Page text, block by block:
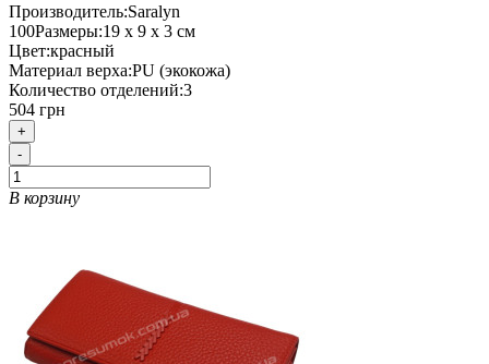
Производитель:Saralyn
100Размеры:19 х 9 х 3 см
Цвет:красный
Материал верха:PU (экокожа)
Количество отделений:3
504 грн
+
-
В корзину